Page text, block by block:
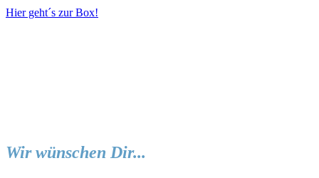
Hier geht´s zur Box!
Wir wünschen Dir...